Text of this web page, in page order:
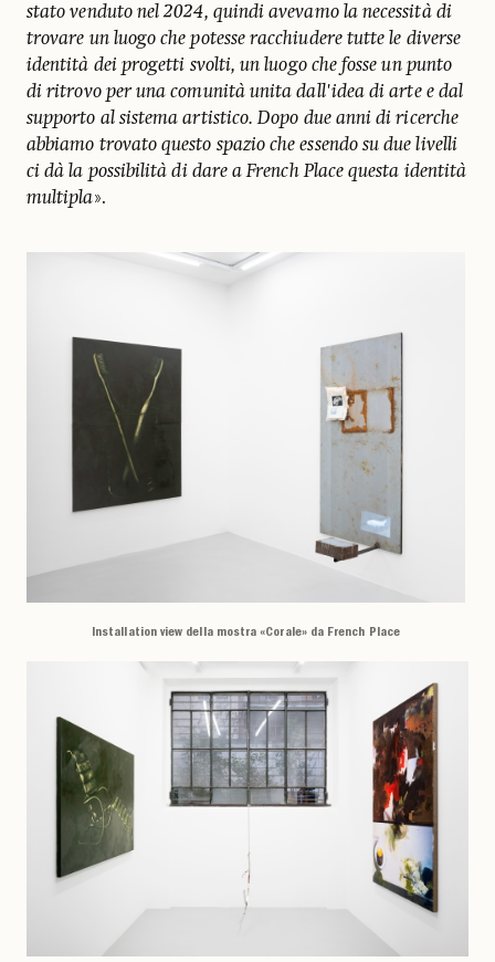
stato venduto nel 2024, quindi avevamo la necessità di
trovare un luogo che potesse racchiudere tutte le diverse
identità dei progetti svolti, un luogo che fosse un punto
di ritrovo per una comunità unita dall'idea di arte e dal
supporto al sistema artistico. Dopo due anni di ricerche
abbiamo trovato questo spazio che essendo su due livelli
ci dà la possibilità di dare a French Place questa identità
multipla».
Installation view della mostra «Corale» da French Place